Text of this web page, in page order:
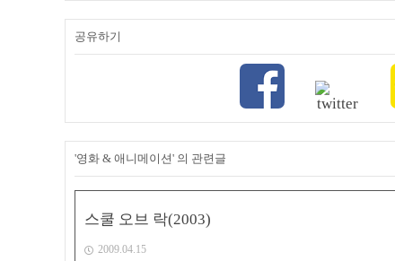
공유하기
'영화 & 애니메이션' 의 관련글
스쿨 오브 락(2003)
2009.04.15